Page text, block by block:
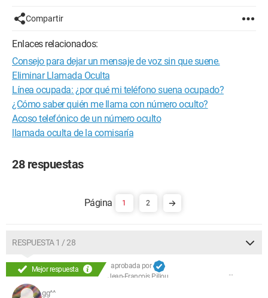
Compartir
Enlaces relacionados:
Consejo para dejar un mensaje de voz sin que suene.
Eliminar Llamada Oculta
Línea ocupada: ¿por qué mi teléfono suena ocupado?
¿Cómo saber quién me llama con número oculto?
Acoso telefónico de un número oculto
llamada oculta de la comisaría
28 respuestas
1 2
RESPUESTA 1 / 28
Mejor respuesta
aprobada por
Jean-François Pillou
gg^^